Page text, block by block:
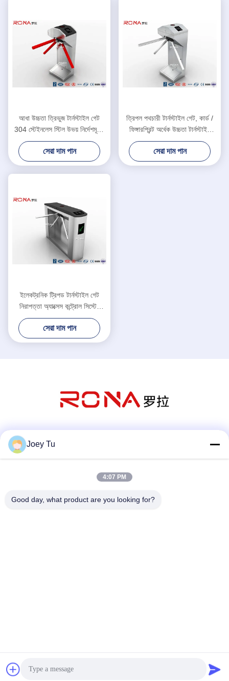
আধা উচ্চতা ত্রিভুজ টার্নস্টাইল গেট
304 স্টেইনলেস স্টিল উভয় নির্দেশমূলক
আরএফআইডি কার্ড রিডার
সেরা দাম পান
ত্রিপল পথচারী টার্নস্টাইল গেট, কার্ড /
ফিঙ্গারপ্রিন্ট অর্ধেক উচ্চতা টার্নস্টাইল
অ্যাক্সেস কন্ট্রোল
সেরা দাম পান
ইলেকট্রনিক ট্রিপড টার্নস্টাইল গেট
নিরাপত্তা অ্যাক্সেস কন্ট্রোল সিস্টেম
নিয়মিত খোলা সময়
সেরা দাম পান
টেলিফোন
Joey Tu
4:07 PM
Good day, what product are you looking for?